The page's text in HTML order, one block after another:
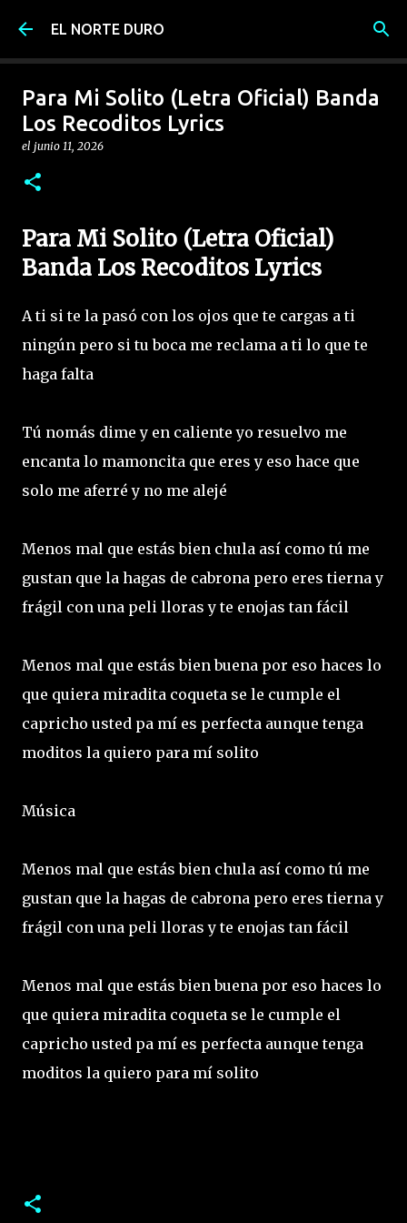
Ir al contenido principal
EL NORTE DURO
Para Mi Solito (Letra Oficial) Banda
Los Recoditos Lyrics
el junio 11, 2026
Para Mi Solito (Letra Oficial)
Banda Los Recoditos Lyrics
A ti si te la pasó con los ojos que te cargas a ti
ningún pero si tu boca me reclama a ti lo que te
haga falta
Tú nomás dime y en caliente yo resuelvo me
encanta lo mamoncita que eres y eso hace que
solo me aferré y no me alejé
Menos mal que estás bien chula así como tú me
gustan que la hagas de cabrona pero eres tierna y
frágil con una peli lloras y te enojas tan fácil
Menos mal que estás bien buena por eso haces lo
que quiera miradita coqueta se le cumple el
capricho usted pa mí es perfecta aunque tenga
moditos la quiero para mí solito
Música
Menos mal que estás bien chula así como tú me
gustan que la hagas de cabrona pero eres tierna y
frágil con una peli lloras y te enojas tan fácil
Menos mal que estás bien buena por eso haces lo
que quiera miradita coqueta se le cumple el
capricho usted pa mí es perfecta aunque tenga
moditos la quiero para mí solito